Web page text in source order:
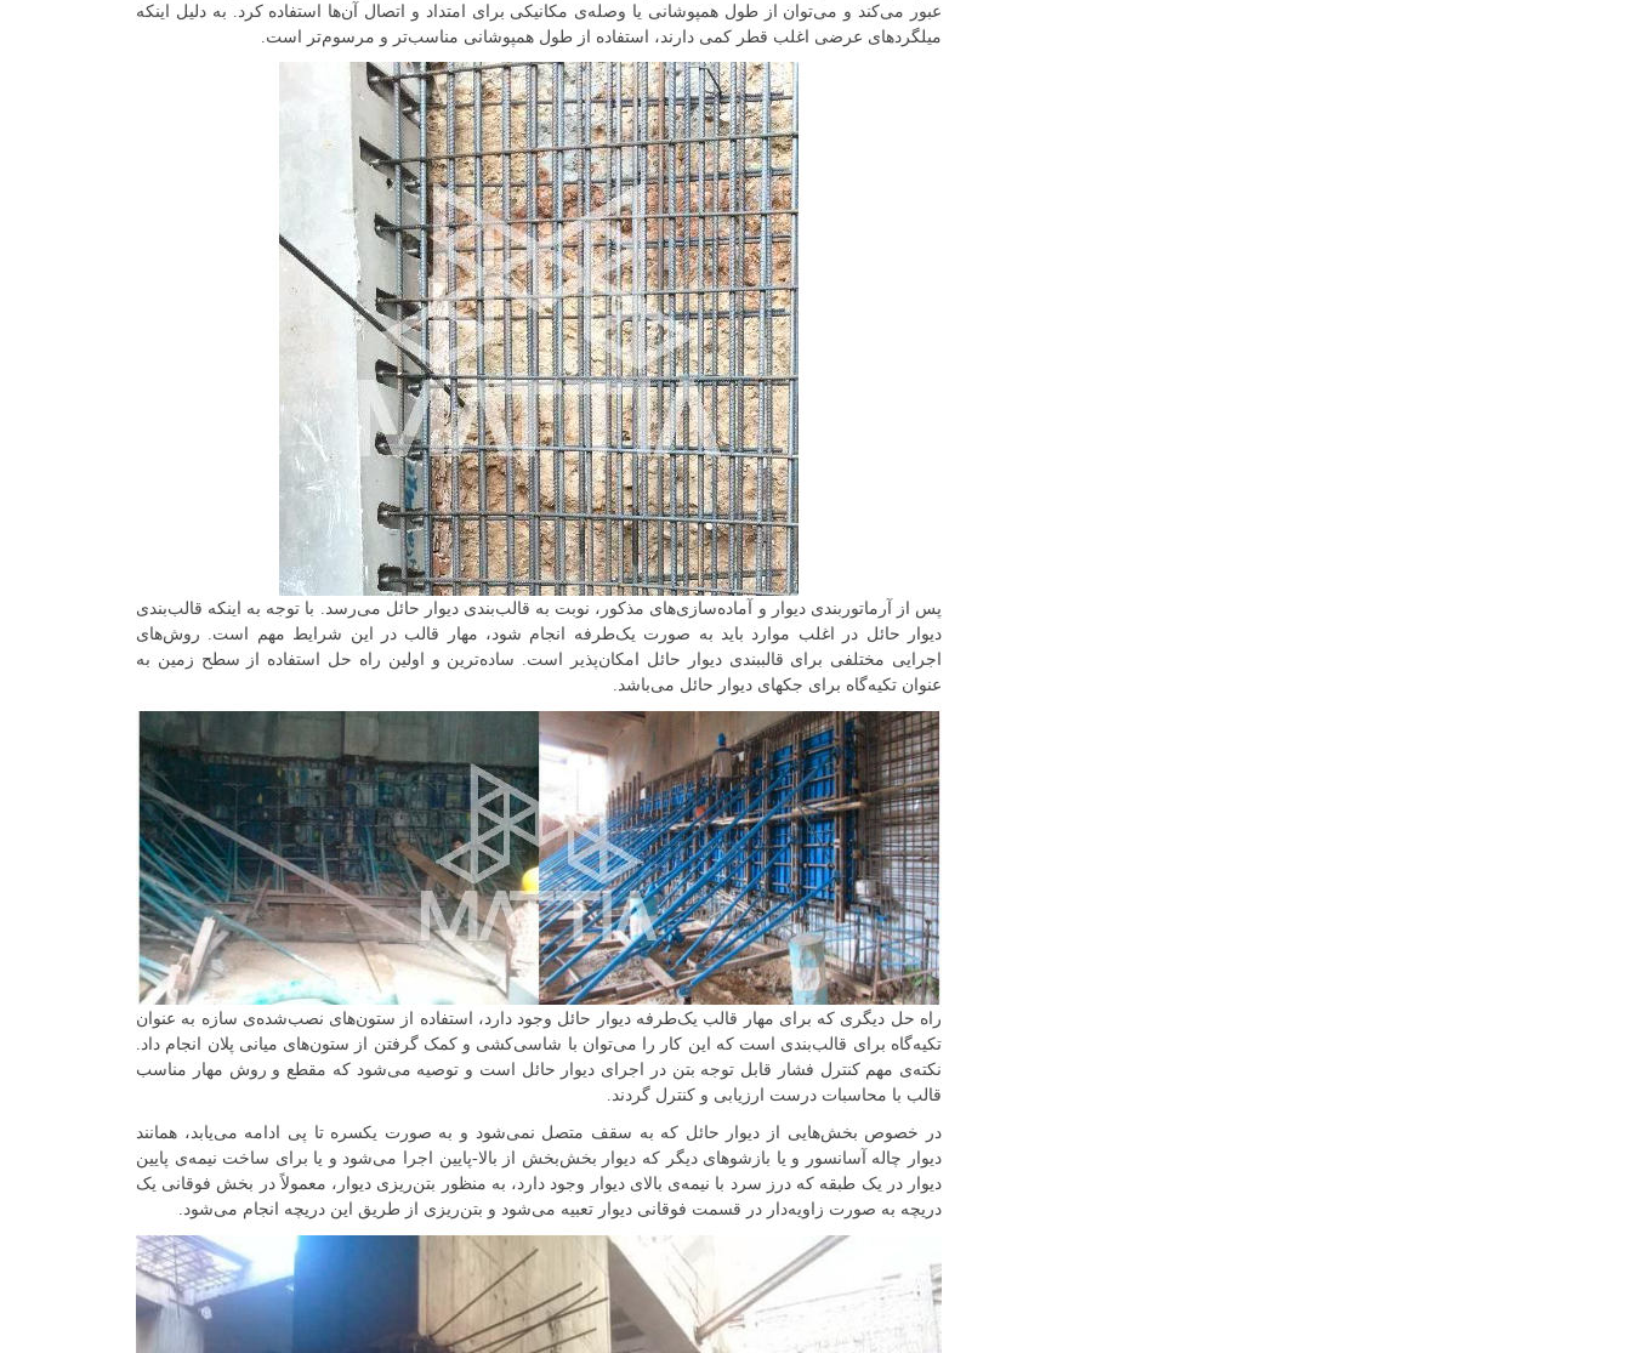
عبور می‌کند و می‌توان از طول همپوشانی یا وصله‌ی مکانیکی برای امتداد و اتصال آن‌ها استفاده کرد. به دلیل اینکه
میلگردهای عرضی اغلب قطر کمی دارند، استفاده از طول همپوشانی مناسب‌تر و مرسوم‌تر است.
پس از آرماتوربندی دیوار و آماده‌سازی‌های مذکور، نوبت به قالب‌بندی دیوار حائل می‌رسد. با توجه به اینکه قالب‌بندی
دیوار حائل در اغلب موارد باید به صورت یک‌طرفه انجام شود، مهار قالب در این شرایط مهم است. روش‌های
اجرایی مختلفی برای قالببندی دیوار حائل امکان‌پذیر است. ساده‌ترین و اولین راه حل استفاده از سطح زمین به
عنوان تکیه‌گاه برای جکهای دیوار حائل می‌باشد.
راه حل دیگری که برای مهار قالب یک‌طرفه دیوار حائل وجود دارد، استفاده از ستون‌های نصب‌شده‌ی سازه به عنوان
تکیه‌گاه برای قالب‌بندی است که این کار را می‌توان با شاسی‌کشی و کمک گرفتن از ستون‌های میانی پلان انجام داد.
نکته‌ی مهم کنترل فشار قابل توجه بتن در اجرای دیوار حائل است و توصیه می‌شود که مقطع و روش مهار مناسب
قالب با محاسبات درست ارزیابی و کنترل گردند.
در خصوص بخش‌هایی از دیوار حائل که به سقف متصل نمی‌شود و به صورت یکسره تا پی ادامه می‌یابد، همانند
دیوار چاله آسانسور و یا بازشوهای دیگر که دیوار بخش‌بخش از بالا-پایین اجرا می‌شود و یا برای ساخت نیمه‌ی پایین
دیوار در یک طبقه که درز سرد با نیمه‌ی بالای دیوار وجود دارد، به منظور بتن‌ریزی دیوار، معمولاً در بخش فوقانی یک
دریچه به صورت زاویه‌دار در قسمت فوقانی دیوار تعبیه می‌شود و بتن‌ریزی از طریق این دریچه انجام می‌شود.